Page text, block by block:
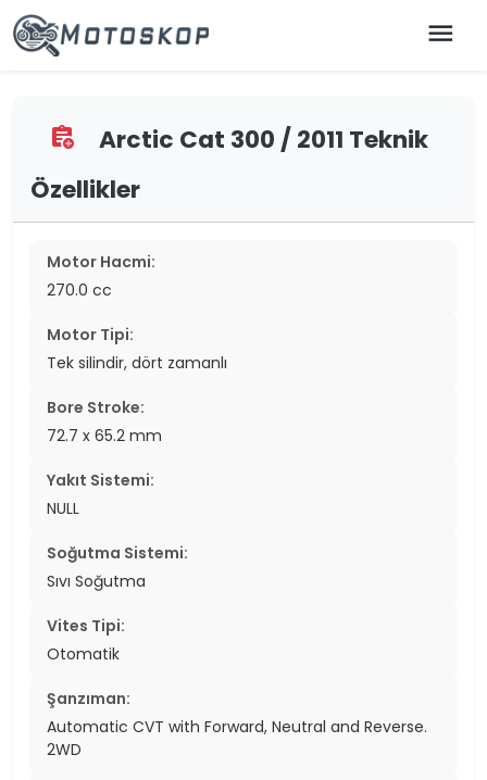
menu
assignment_add
Arctic Cat 300 / 2011 Teknik
Özellikler
Motor Hacmi:
270.0 cc
Motor Tipi:
Tek silindir, dört zamanlı
Bore Stroke:
72.7 x 65.2 mm
Yakıt Sistemi:
NULL
Soğutma Sistemi:
Sıvı Soğutma
Vites Tipi:
Otomatik
Şanzıman:
Automatic CVT with Forward, Neutral and Reverse.
2WD